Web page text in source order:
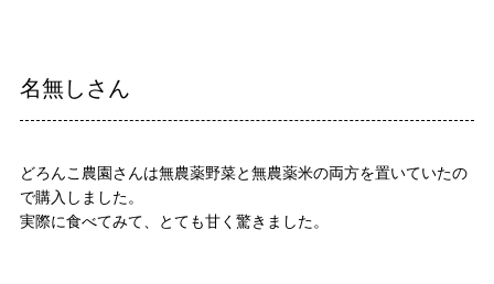
名無しさん
どろんこ農園さんは無農薬野菜と無農薬米の両方を置いていたの
で購入しました。
実際に食べてみて、とても甘く驚きました。